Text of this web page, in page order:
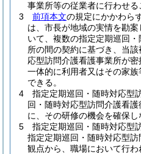
事業所等の従業者に行わせる
3
前項本文の規定にかかわら
は、市長が地域の実情を勘
いて、複数の指定定期巡回
所の間の契約に基づき、当
応型訪問介護看護事業所が密
一体的に利用者又はその家
できる。
4
指定定期巡回・随時対応型
回・随時対応型訪問介護看
に、その研修の機会を確保し
5
指定定期巡回・随時対応型
指定定期巡回・随時対応型
観点から、職場において行